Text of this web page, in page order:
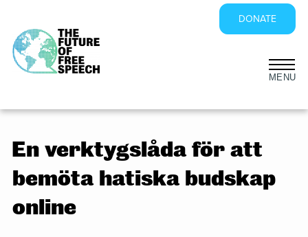
content
DONATE
En verktygslåda för att
bemöta hatiska budskap
online